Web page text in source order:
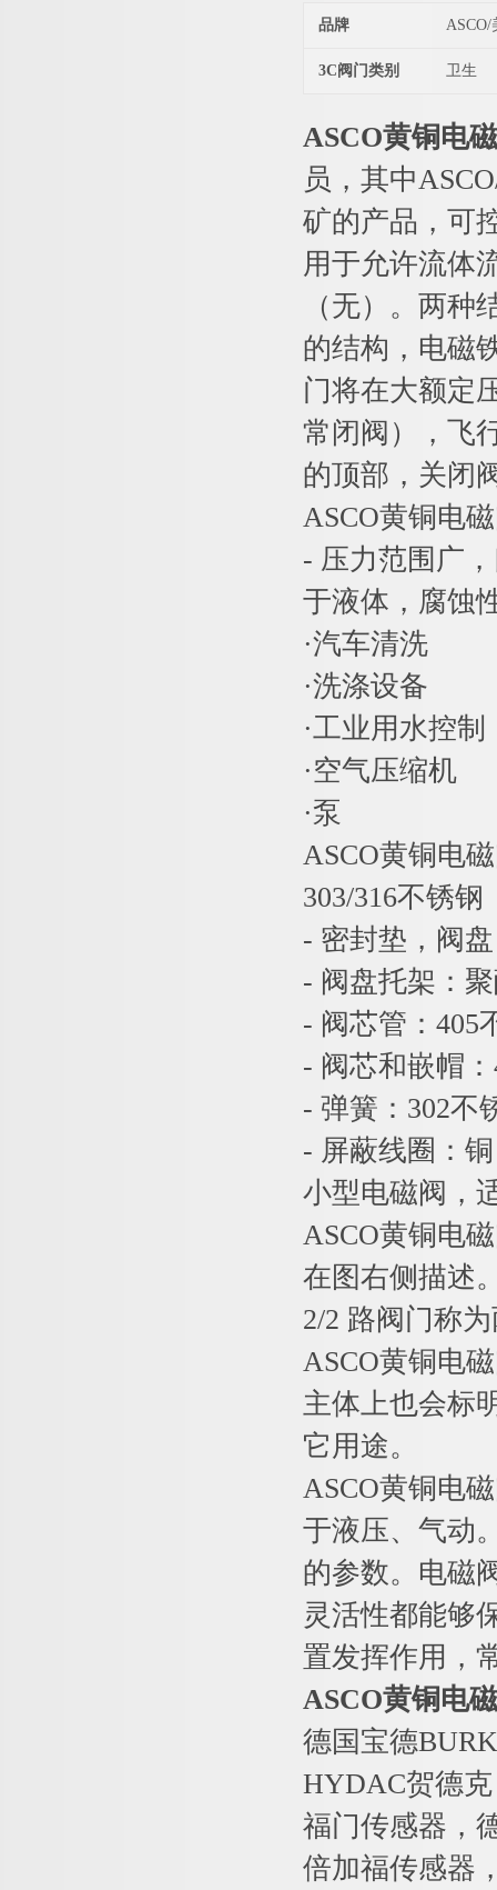
品牌 ASCO/
3C阀门类别 卫生
ASCO黄铜电
员，其中
矿的产品，可
用于允许流体
（无）。两
的结构，电磁
门将在大额定
常闭阀），飞
的顶部，关闭
ASCO黄铜电
- 压力范围广
于液体，腐蚀
·汽车清洗
·洗涤设备
·工业用水控制
·空气压缩机
·泵
ASCO黄铜电
303/316不锈钢
- 密封垫，阀
- 阀盘托架：
- 阀芯管：405
- 阀芯和嵌帽
- 弹簧：302不
- 屏蔽线圈：
小型电磁阀，
ASCO黄铜电
在图右侧描述
2/2 路阀门称
ASCO黄铜电
主体上也会标
它用途。
ASCO黄铜电
于液压、气动
的参数。电磁
灵活性都能够
置发挥作用，
ASCO黄铜电
德国宝德
HYDAC贺德
福门传感器，
倍加福传感器